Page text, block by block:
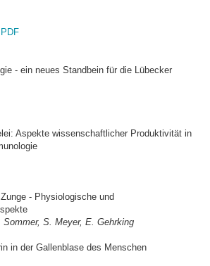
- ein neues Standbein für die Lübecker
Aspekte wissenschaftlicher Produktivität in
- Physiologische und
S. Meyer, E. Gehrking
in der Gallenblase des Menschen